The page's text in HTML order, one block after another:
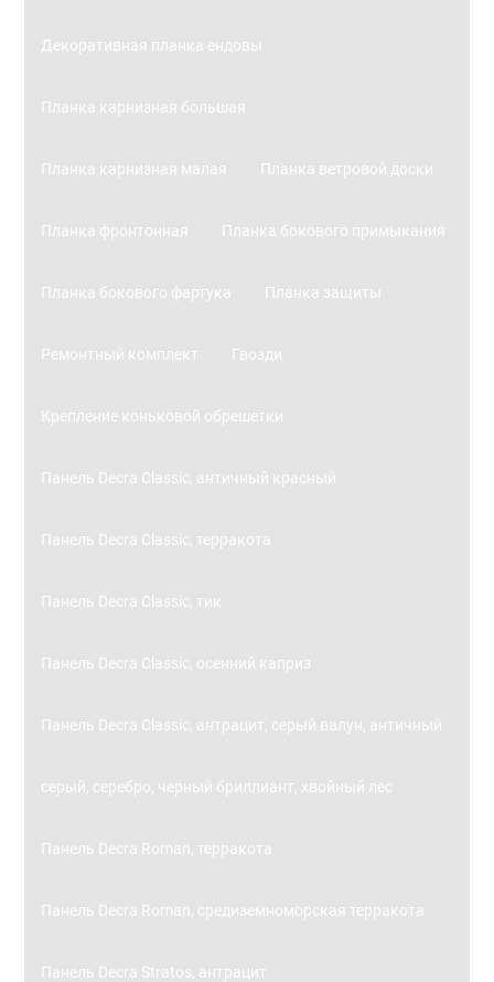
Декоративная планка ендовы
Планка карнизная большая
Планка карнизная малая Планка ветровой доски
Планка фронтонная Планка бокового примыкания
Планка бокового фартука Планка защиты
Ремонтный комплект Гвозди
Крепление коньковой обрешетки
Панель Decra Classic, античный красный
Панель Decra Classic, терракота
Панель Decra Classic, тик
Панель Decra Classic, осенний каприз
Панель Decra Classic, антрацит, серый валун, античный
серый, серебро, черный бриллиант, хвойный лес
Панель Decra Roman, терракота
Панель Decra Roman, средиземноморская терракота
Панель Decra Stratos, антрацит